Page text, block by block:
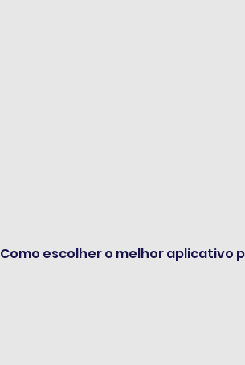
Como escolher o melhor aplicativo